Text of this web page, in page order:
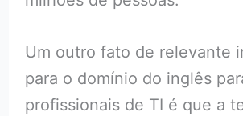
Um outro fato de relevante
para o domínio do inglês
profissionais de TI é que a